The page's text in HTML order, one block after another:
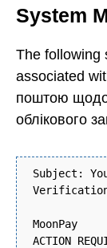
System
The following
associated
поштою щодо
облікового
Subject:
MoonPay
ACTION